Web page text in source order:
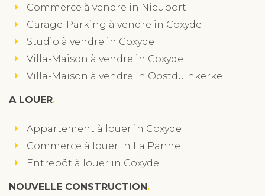
Commerce à vendre in Nieuport
Garage-Parking à vendre in Coxyde
Studio à vendre in Coxyde
Villa-Maison à vendre in Coxyde
Villa-Maison à vendre in Oostduinkerke
A LOUER
Appartement à louer in Coxyde
Commerce à louer in La Panne
Entrepôt à louer in Coxyde
NOUVELLE CONSTRUCTION